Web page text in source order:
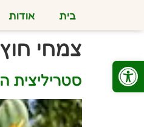
פתח סרגל נגישות
בית אודות
צמחי
סטריליצית